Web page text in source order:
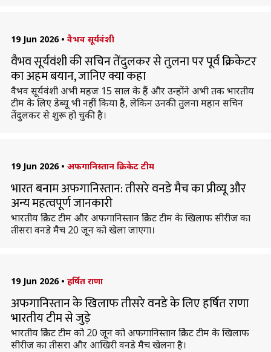
19 Jun 2026 • वैभव सूर्यवंशी
वैभव सूर्यवंशी की सचिन तेंदुलकर से तुलना पर पूर्व क्रिकेटर
का अहम बयान, जानिए क्या कहा
वैभव सूर्यवंशी अभी महज 15 साल के हैं और उन्होंने अभी तक भारतीय
टीम के लिए डेब्यू भी नहीं किया है, लेकिन उनकी तुलना महान सचिन
तेंदुलकर से शुरू हो चुकी है।
19 Jun 2026 • अफगानिस्तान क्रिकेट टीम
भारत बनाम अफगानिस्तान: तीसरे वनडे मैच का प्रीव्यू और
अन्य महत्वपूर्ण जानकारी
भारतीय क्रिकेट टीम और अफगानिस्तान क्रिकेट टीम के खिलाफ सीरीज का
तीसरा वनडे मैच 20 जून को खेला जाएगा।
19 Jun 2026 • हर्षित राणा
अफगानिस्तान के खिलाफ तीसरे वनडे के लिए हर्षित राणा
भारतीय टीम से जुड़े
भारतीय क्रिकेट टीम को 20 जून को अफगानिस्तान क्रिकेट टीम के खिलाफ
सीरीज का तीसरा और आखिरी वनडे मैच खेलना है।